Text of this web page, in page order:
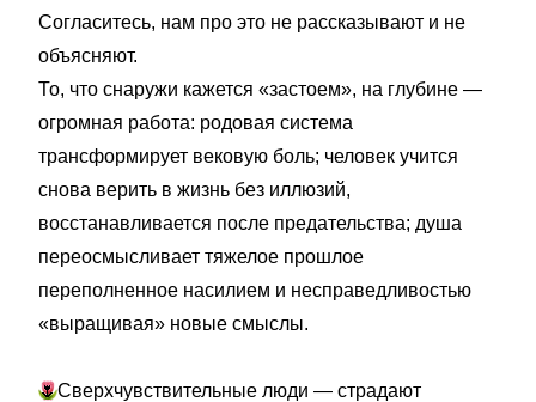
Согласитесь, нам про это не рассказывают и не
объясняют.
То, что снаружи кажется «застоем», на глубине —
огромная работа: родовая система
трансформирует вековую боль; человек учится
снова верить в жизнь без иллюзий,
восстанавливается после предательства; душа
переосмысливает тяжелое прошлое
переполненное насилием и несправедливостью
«выращивая» новые смыслы.
🌷Сверхчувствительные люди — страдают